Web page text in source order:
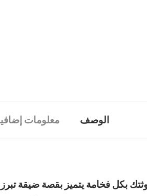
الوصف معلومات
بكل فخامة يتميز بقصة ضيقة